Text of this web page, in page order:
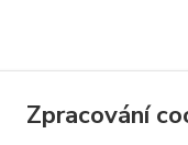
Zpracování